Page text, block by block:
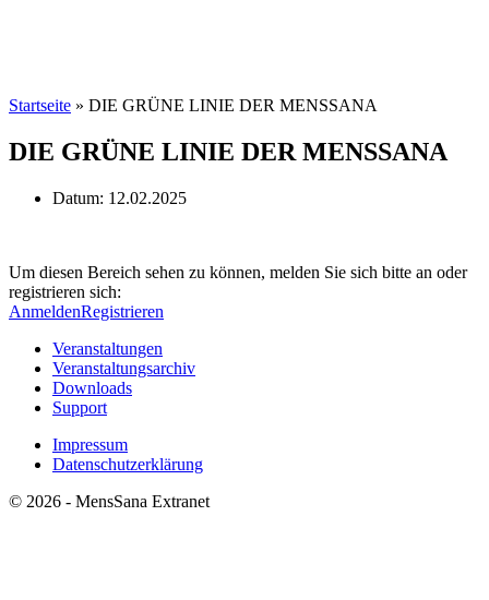
Startseite » DIE GRÜNE LINIE DER MENSSANA
DIE GRÜNE LINIE DER MENSSANA
Datum: 12.02.2025
Um diesen Bereich sehen zu können, melden Sie sich bitte an oder
registrieren sich:
AnmeldenRegistrieren
Veranstaltungen
Veranstaltungsarchiv
Downloads
Support
Impressum
Datenschutzerklärung
© 2026 - MensSana Extranet